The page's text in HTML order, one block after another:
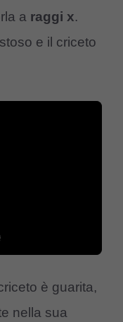
a raggi x.
e il criceto
è guarita,
nella sua